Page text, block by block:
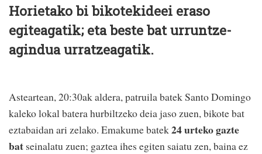
Horietako bi bikotekideei eraso
egiteagatik; eta beste bat urruntze-
agindua urratzeagatik.
Asteartean, 20:30ak aldera, patruila batek Santo Domingo
kaleko lokal batera hurbiltzeko deia jaso zuen, bikote bat
eztabaidan ari zelako. Emakume batek24 urteko gazte
bat seinalatu zuen; gaztea ihes egiten saiatu zen, baina ez